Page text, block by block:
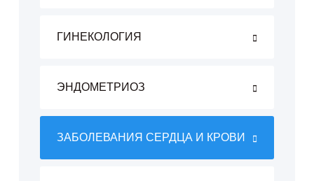
ГИНЕКОЛОГИЯ
ЭНДОМЕТРИОЗ
ЗАБОЛЕВАНИЯ СЕРДЦА И КРОВИ